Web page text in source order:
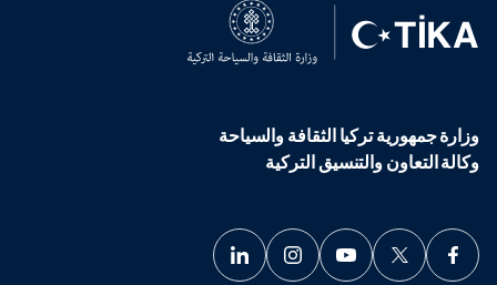
وزارة جمهورية تركيا الثقافة والسياحة
وكالة التعاون والتنسيق التركية